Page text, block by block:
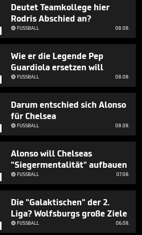
Deutet Teamkollege hier
Rodris Abschied an?
FUSSBALL 08.08.
Wie er die Legende Pep
Guardiola ersetzen will
FUSSBALL 08.08.
Darum entschied sich Alonso
für Chelsea
FUSSBALL 08.08.
Alonso will Chelseas
"Siegermentalität" aufbauen
FUSSBALL 07.08.
Die "Galaktischen" der 2.
Liga? Wolfsburgs große Ziele
FUSSBALL 06.08.